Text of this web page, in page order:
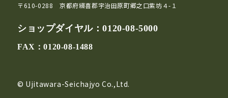
〒610-0288 京都府綴喜郡宇治田原町郷之口紫坊４-１
ショップダイヤル：0120-08-5000
FAX：0120-08-1488
© Ujitawara-Seichajyo Co.,Ltd.